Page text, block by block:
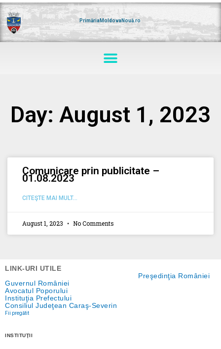
Skip
to
content
PrimăriaMoldovaNouă.ro
Menu
Day: August 1, 2023
Comunicare prin publicitate –
01.08.2023
CITEŞTE MAI MULT...
August 1, 2023 No Comments
LINK-URI UTILE
Preşedinţia României
Guvernul României
Avocatul Poporului
Instituţia Prefectului
Consiliul Judeţean Caraş-Severin
Fii pregătit
INSTITUŢII